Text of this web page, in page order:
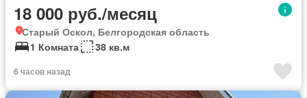
18 000 руб./месяц
Старый Оскол, Белгородская область
1 Комната
38 кв.м
6 часов назад